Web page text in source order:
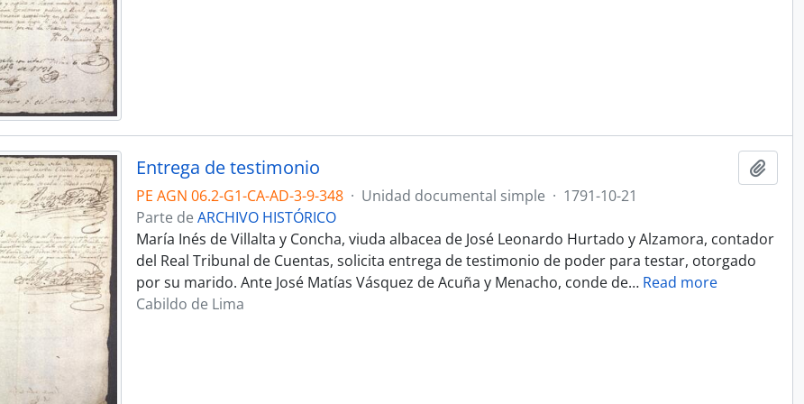
Entrega de testimonio
PE AGN 06.2-G1-CA-AD-3-9-348 · Unidad documental simple · 1791-10-21
Parte de ARCHIVO HISTÓRICO
María Inés de Villalta y Concha, viuda albacea de José Leonardo Hurtado y Alzamora, contador
del Real Tribunal de Cuentas, solicita entrega de testimonio de poder para testar, otorgado
por su marido. Ante José Matías Vásquez de Acuña y Menacho, conde de… Read more
Cabildo de Lima